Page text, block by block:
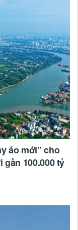
áo mới” cho
100.000 tỷ